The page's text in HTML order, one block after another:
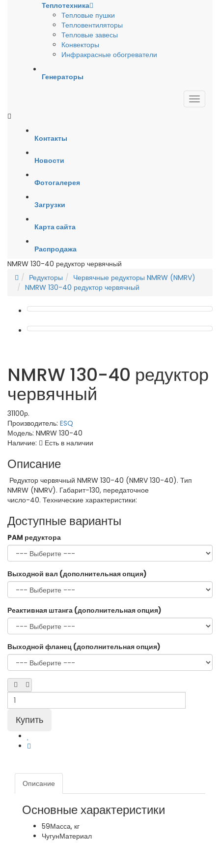
Теплотехника
Тепловые пушки
Тепловентиляторы
Тепловые завесы
Конвекторы
Инфракрасные обогреватели
Генераторы
Контакты
Новости
Фотогалерея
Загрузки
Карта сайта
Распродажа
NMRW 130-40 редуктор червячный
Редукторы
Червячные редукторы NMRW (NMRV)
NMRW 130-40 редуктор червячный
NMRW 130-40 редуктор
червячный
31100р.
Производитель: ESQ
Модель: NMRW 130-40
Наличие:
Есть в наличии
Описание
Редуктор червячный NMRW 130-40 (NMRV 130-40). Тип
NMRW (NMRV). Габарит-130, передаточное
число-40. Технические характеристики:
Доступные варианты
PAM редуктора
Выходной вал (дополнительная опция)
Реактивная штанга (дополнительная опция)
Выходной фланец (дополнительная опция)
Описание
Основные характеристики
59Масса, кг
ЧугунМатериал